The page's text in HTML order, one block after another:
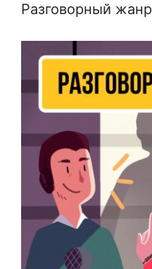
Разговорный жанр